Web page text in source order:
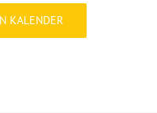
KALENDER